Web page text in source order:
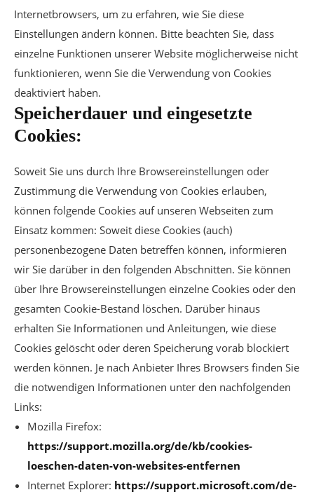
Internetbrowsers, um zu erfahren, wie Sie diese
Einstellungen ändern können. Bitte beachten Sie, dass
einzelne Funktionen unserer Website möglicherweise nicht
funktionieren, wenn Sie die Verwendung von Cookies
deaktiviert haben.
Speicherdauer und eingesetzte
Cookies:
Soweit Sie uns durch Ihre Browsereinstellungen oder
Zustimmung die Verwendung von Cookies erlauben,
können folgende Cookies auf unseren Webseiten zum
Einsatz kommen: Soweit diese Cookies (auch)
personenbezogene Daten betreffen können, informieren
wir Sie darüber in den folgenden Abschnitten. Sie können
über Ihre Browsereinstellungen einzelne Cookies oder den
gesamten Cookie-Bestand löschen. Darüber hinaus
erhalten Sie Informationen und Anleitungen, wie diese
Cookies gelöscht oder deren Speicherung vorab blockiert
werden können. Je nach Anbieter Ihres Browsers finden Sie
die notwendigen Informationen unter den nachfolgenden
Links:
Mozilla Firefox:
https://support.mozilla.org/de/kb/cookies-
loeschen-daten-von-websites-entfernen
Internet Explorer: https://support.microsoft.com/de-